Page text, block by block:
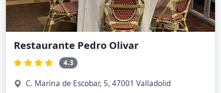
Restaurante Pedro Olivar
4.3
C. Marina de Escobar, 5, 47001 Valladolid